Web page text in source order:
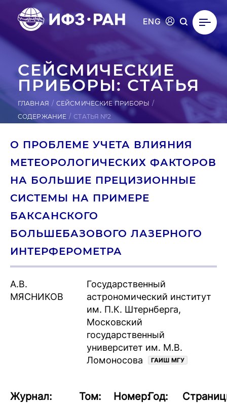
ENG
СЕЙ­СМИ­ЧЕС­КИЕ
ПРИ­БОРЫ: СТАТЬЯ
ГЛАВНАЯ
СЕЙСМИЧЕСКИЕ ПРИБОРЫ
СОДЕРЖАНИЕ
СТАТЬЯ №2
О ПРОБЛЕМЕ УЧЕТА ВЛИЯНИЯ
МЕТЕОРОЛОГИЧЕСКИХ ФАКТОРОВ
НА БОЛЬШИЕ ПРЕЦИЗИОННЫЕ
СИСТЕМЫ НА ПРИМЕРЕ
БАКСАНСКОГО
БОЛЬШЕБАЗОВОГО ЛАЗЕРНОГО
ИНТЕРФЕРОМЕТРА
А.В.
МЯСНИКОВ
Государственный
астрономический институт
им. П.К. Штернберга,
Московский
государственный
университет им. М.В.
Ломоносова
ГАИШ МГУ
Журнал: Том: Номер:Год: